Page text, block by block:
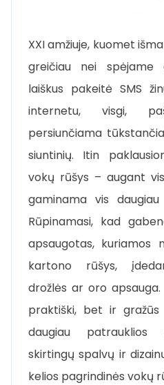
XXI amžiuje, kuomet
greičiau nei spėjame
laiškus pakeitė SMS
internetu, visgi,
persiunčiama
siuntinių. Itin
vokų rūšys – augant
gaminama vis
Rūpinamasi, kad
apsaugotas, kuriamos
kartono rūšys,
drožlės ar oro apsauga.
praktiški, bet ir
daugiau patrauklios
skirtingų spalvų ir
kelios pagrindinės vokų